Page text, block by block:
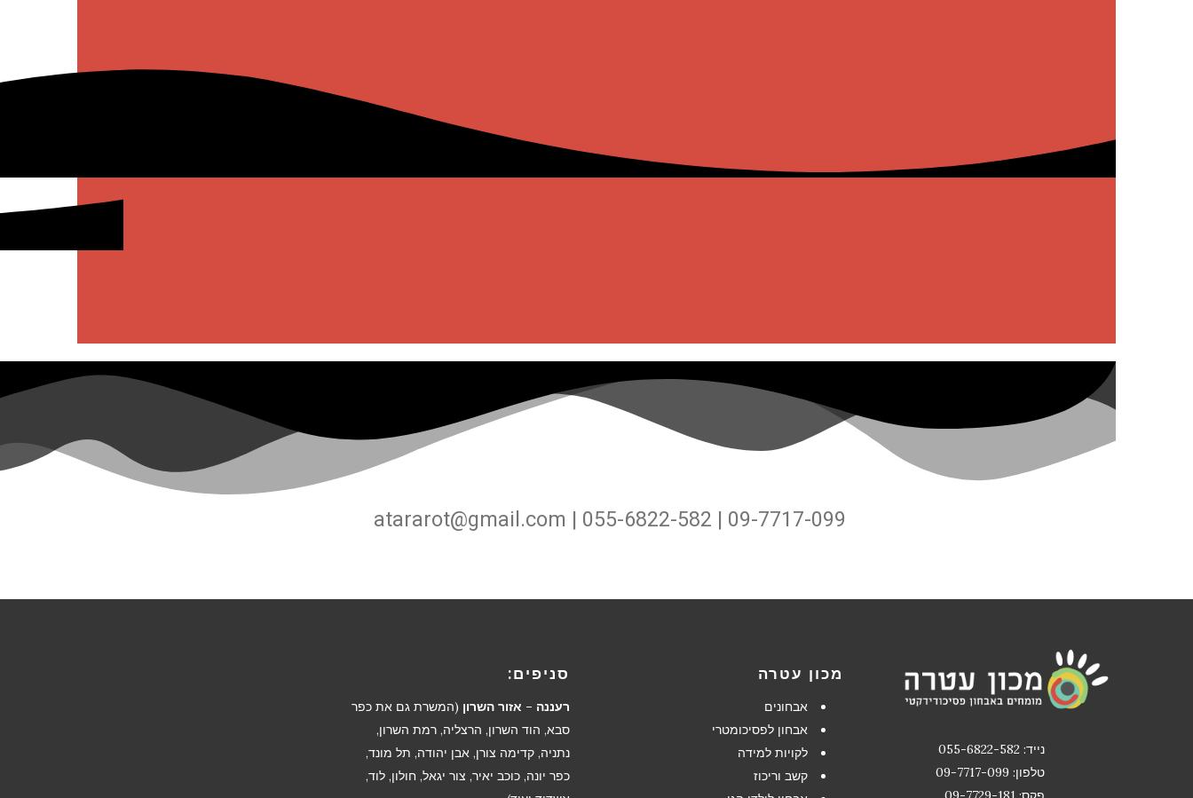
atararot@gmail.com | 055-6822-582 | 09-7717-099
נייד: 055-6822-582
טלפון: 09-7717-099
מכון עטרה
אבחונים
אבחון לפסיכומטרי
לקויות למידה
קשב וריכוז
סניפים:
רעננה – אזור השרון (המשרת גם את כפר
סבא, הוד השרון, הרצליה, רמת השרון,
נתניה, קדימה צורן, אבן יהודה, תל מונד,
כפר יונה, כוכב יאיר, צור יגאל, חולון, לוד,